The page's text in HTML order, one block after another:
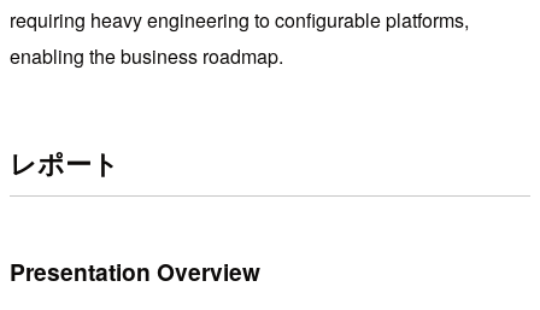
requiring heavy engineering to configurable platforms,
enabling the business roadmap.
レポート
Presentation Overview